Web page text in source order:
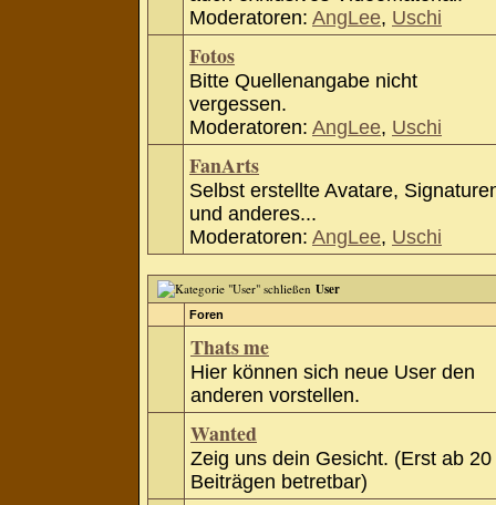
Moderatoren: AngLee, Uschi
Fotos
Bitte Quellenangabe nicht
vergessen.
Moderatoren: AngLee, Uschi
FanArts
Selbst erstellte Avatare,
und anderes...
Moderatoren: AngLee, Uschi
User
Foren
Thats me
Hier können sich neue User den
anderen vorstellen.
Wanted
Zeig uns dein Gesicht. (Erst ab 20
Beiträgen betretbar)